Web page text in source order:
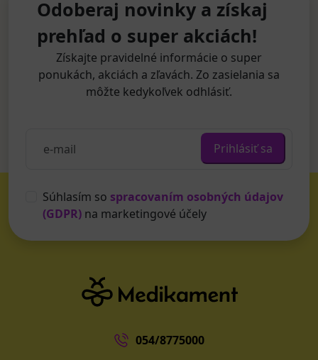
Odoberaj novinky a získaj
prehľad o super akciách!
Získajte pravidelné informácie o super
ponukách, akciách a zľavách. Zo zasielania sa
môžte kedykoľvek odhlásiť.
Prihlásiť sa
Súhlasím so spracovaním osobných údajov
(GDPR) na marketingové účely
054/8775000